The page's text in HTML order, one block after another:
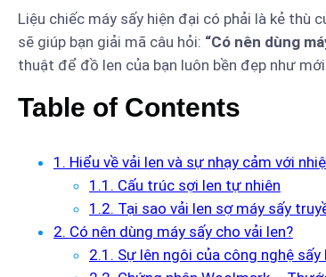
Liệu chiếc máy sấy hiện đại có phải là kẻ thù
sẽ giúp bạn giải mã câu hỏi: “Có nên dùng
thuật để đồ len của bạn luôn bền đẹp như
Table of Contents
1. Hiểu về vải len và sự nhạy cảm với
1.1. Cấu trúc sợi len tự nhiên
1.2. Tại sao vải len sợ máy sấy
2. Có nên dùng máy sấy cho vải len?
2.1. Sự lên ngôi của công nghệ